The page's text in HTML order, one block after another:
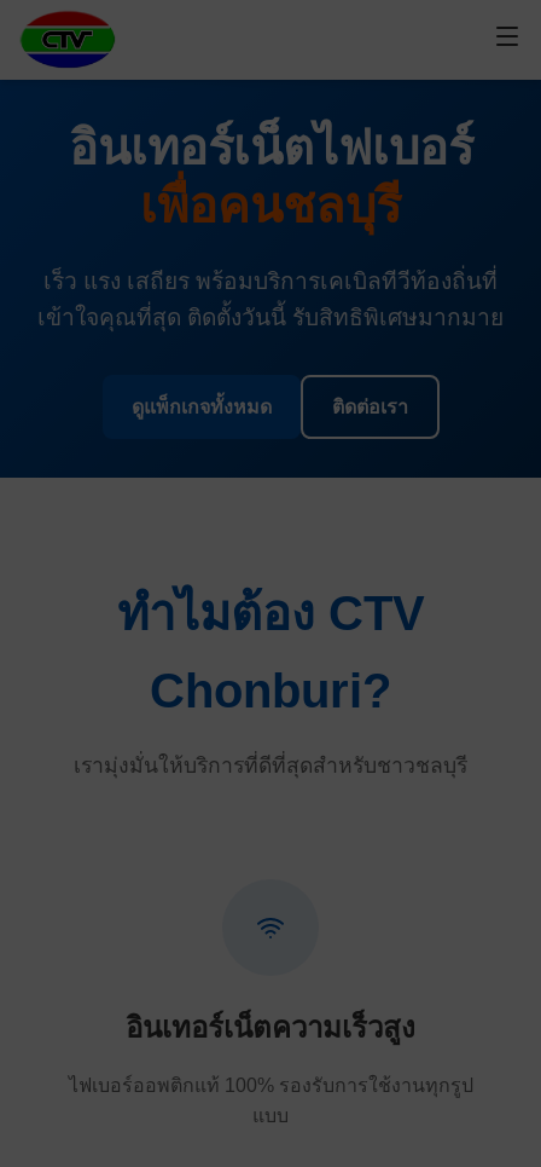
อินเทอร์เน็ตไฟเบอร์
เพื่อคนชลบุรี
เร็ว แรง เสถียร พร้อมบริการเคเบิลทีวีท้องถิ่นที่
เข้าใจคุณที่สุด ติดตั้งวันนี้ รับสิทธิพิเศษมากมาย
ดูแพ็กเกจทั้งหมด ติดต่อเรา
ทำไมต้อง CTV
Chonburi?
เรามุ่งมั่นให้บริการที่ดีที่สุดสำหรับชาวชลบุรี
อินเทอร์เน็ตความเร็วสูง
ไฟเบอร์ออพติกแท้ 100% รองรับการใช้งานทุกรูป
แบบ